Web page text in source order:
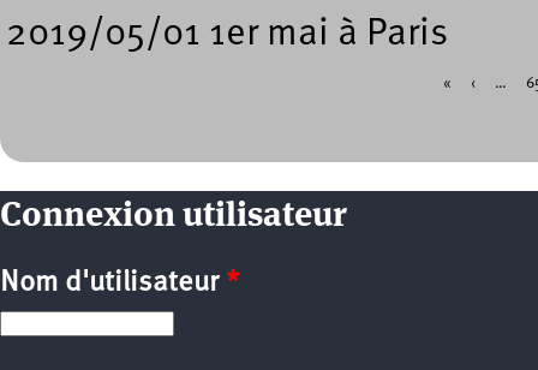
2019/05/01 1er mai à Paris
« ‹ …
Connexion utilisateur
Nom d'utilisateur *